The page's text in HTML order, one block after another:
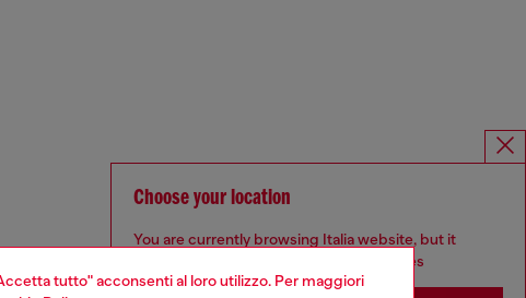
tutto" acconsenti al loro utilizzo. Per maggiori
Choose your location
You are currently browsing Italia website, but it
seems you may be based in United States